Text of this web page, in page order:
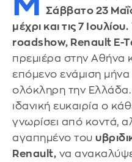
Σάββατο 23
μέχρι και τις 7 Ιουλίου.
roadshow, Renault E-
πρεμιέρα στην Αθήνα
επόμενο ενάμιση
ολόκληρη την Ελλάδα.
ιδανική ευκαιρία ο
γνωρίσει από κοντά,
αγαπημένο του
Renault, να